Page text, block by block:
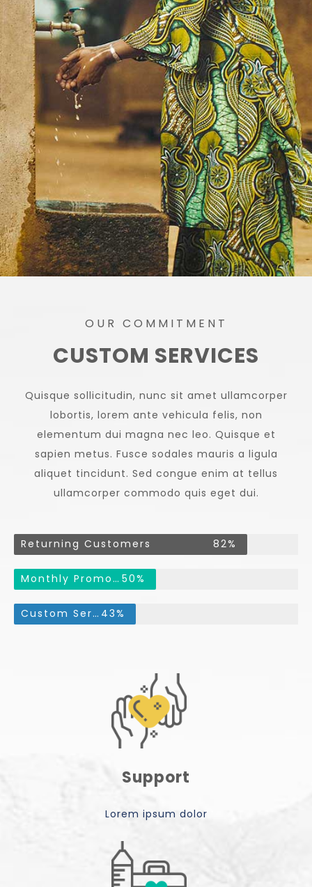
OUR COMMITMENT
CUSTOM SERVICES
Quisque sollicitudin, nunc sit amet ullamcorper
lobortis, lorem ante vehicula felis, non
elementum dui magna nec leo. Quisque et
sapien metus. Fusce sodales mauris a ligula
aliquet tincidunt. Sed congue enim at tellus
ullamcorper commodo quis eget dui.
Returning Customers 82%
Monthly Promotions 50%
Custom Services 43%
Support
Lorem ipsum dolor